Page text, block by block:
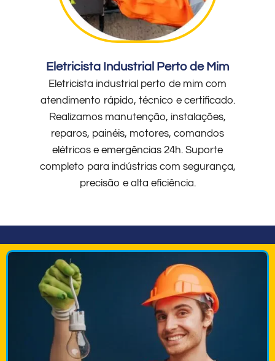
Eletricista Industrial Perto de Mim
Eletricista industrial perto de mim com
atendimento rápido, técnico e certificado.
Realizamos manutenção, instalações,
reparos, painéis, motores, comandos
elétricos e emergências 24h. Suporte
completo para indústrias com segurança,
precisão e alta eficiência.